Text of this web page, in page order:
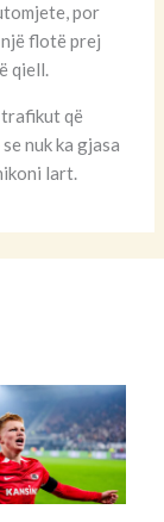
por
flotë prej
qiell.
trafikut që
nuk ka gjasa
lart.